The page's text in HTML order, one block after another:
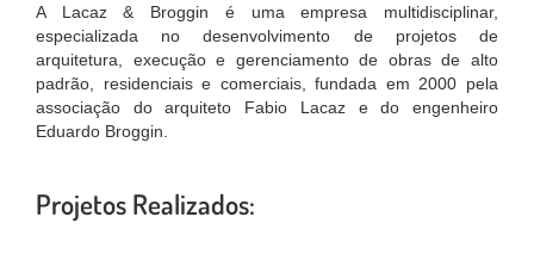
A Lacaz & Broggin é uma empresa multidisciplinar,
especializada no desenvolvimento de projetos de
arquitetura, execução e gerenciamento de obras de alto
padrão, residenciais e comerciais, fundada em 2000 pela
associação do arquiteto Fabio Lacaz e do engenheiro
Eduardo Broggin.
Projetos Realizados: